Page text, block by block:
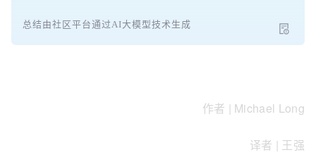
总结由社区平台通过AI大模型技术生成
作者 | Michael Long
译者 | 王强